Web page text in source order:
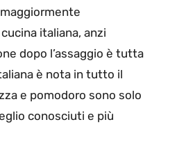
italiana, anzi
dopo l’assaggio è tutta
è nota in tutto il
e pomodoro sono solo
conosciuti e più